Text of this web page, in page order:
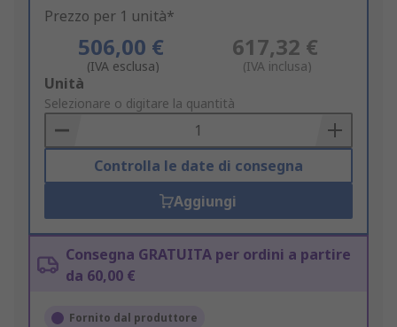
Prezzo per 1 unità*
506,00 €
(IVA esclusa)
617,32 €
(IVA inclusa)
Add
to
Basket
Unità
Selezionare o digitare la quantità
Controlla le date di consegna
Aggiungi
Consegna GRATUITA per ordini a partire
da 60,00 €
Fornito dal produttore